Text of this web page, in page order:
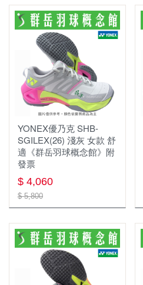
兒童款
兒童款 羽球鞋
羽球拍
羽球線
羽毛球
運動包款
鞋袋
羽球矩形包/背包
配件
握把布
襪子&毛巾
頭帶&護腕
護具
☆ 指定球拍贈指定線
YONEX優乃克 SHB-
SGILEX(26) 淺灰 女款 舒
適《群岳羽球概念館》附
發票
$ 4,060
$ 5,800